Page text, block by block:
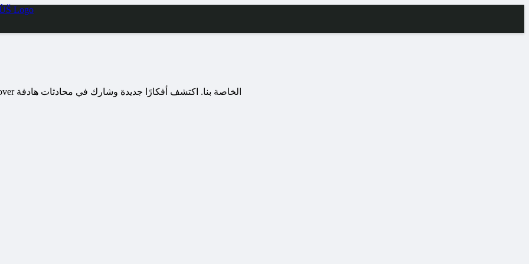
استكشف المحتوى الجذاب ووجهات النظر المتنوعة على صفحة Discover الخاصة بنا. اكتشف أفكارًا جديدة وشارك في محادثات هادفة